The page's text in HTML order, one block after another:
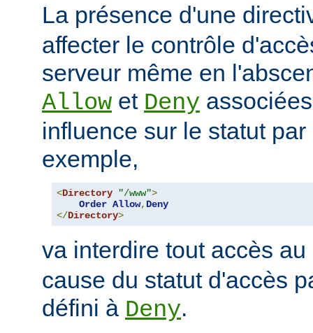
La présence d'une
affecter le contrôle
serveur même en
Allow et Deny
influence sur le statut
exemple,
<Directory "/www">
Order Allow, Deny
</Directory>
va interdire tout accès
cause du statut d'accès
défini à Deny.